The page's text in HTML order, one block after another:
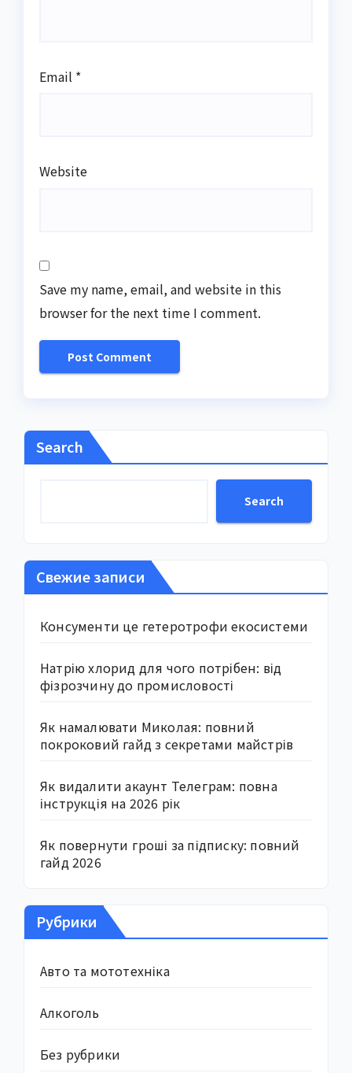
Email *
Website
Save my name, email, and website in this
browser for the next time I comment.
Search
Search
Свежие записи
Консументи це гетеротрофи екосистеми
Натрію хлорид для чого потрібен: від
фізрозчину до промисловості
Як намалювати Миколая: повний
покроковий гайд з секретами майстрів
Як видалити акаунт Телеграм: повна
інструкція на 2026 рік
Як повернути гроші за підписку: повний
гайд 2026
Рубрики
Авто та мототехніка
Алкоголь
Без рубрики